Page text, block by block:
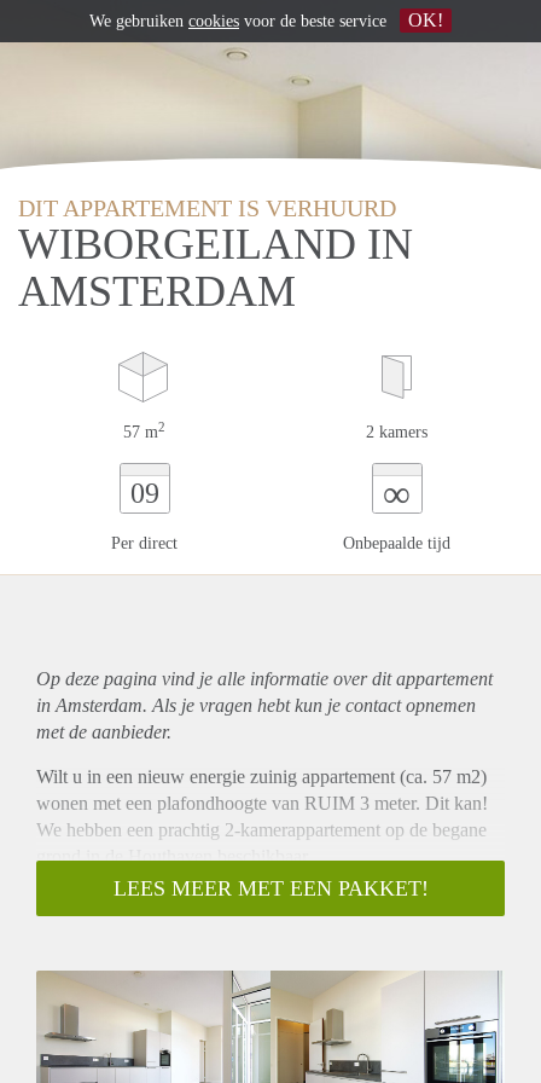
DIT APPARTEMENT IS VERHUURD
WIBORGEILAND IN
AMSTERDAM
57 m2 2 kamers
09
Per direct
∞
Onbepaalde tijd
Op deze pagina vind je alle informatie over ditappartement
in Amsterdam. Als je vragen hebt kun je contact opnemen
met de aanbieder.
Wilt u in een nieuw energie zuinig appartement (ca. 57 m2)
wonen met een plafondhoogte van RUIM 3 meter. Dit kan!
We hebben een prachtig 2-kamerappartement op de begane
grond in de Houthaven beschikbaar.
Op loopafstand van het IJ, de Spaarndammerbuurt, het
Westerpark. Op korte afstand van de gezellige Jordaan. Met
Gelegen in Amsterdam ligt deze karakteristieke woning aan
de Wiborgeiland. De woning heeft een woonoppervlakte van
51 m2 en een kelderruimte van 6 m2. Het is opgeleverd in
LEES MEER MET EEN PAKKET!
We gebruiken cookies voor de beste service OK!